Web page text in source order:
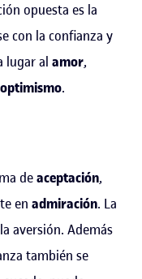
opuesta es la
con la confianza y
lugar al amor,
optimismo.
deaceptación,
en admiración. La
aversión. Además
también se